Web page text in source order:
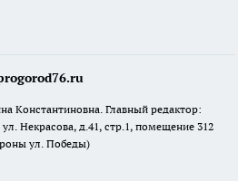
Константиновна. Главный редактор:
Некрасова, д.41, стр.1, помещение 312
ул. Победы)